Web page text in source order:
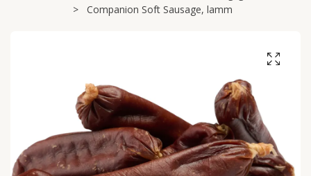
Companion Soft Sausage, lamm